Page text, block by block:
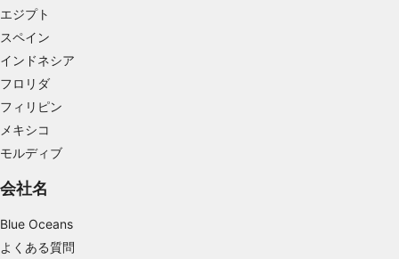
エジプト
スペイン
インドネシア
フロリダ
フィリピン
メキシコ
モルディブ
会社名
Blue Oceans
よくある質問
コンテンツのパフォーマンスを測定する
み合わせてユーザー層を理解する
サービスを開発・改良する
コンテンツの選択のために制限付きデータを利
用する
IAB特集：
能動的に要求して取得した情報に基づくデバイ